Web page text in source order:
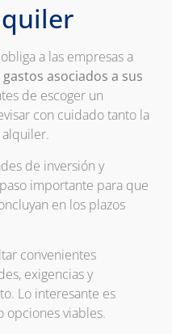
a las empresas a
asociados a sus
de escoger un
con cuidado tanto la
de inversión y
importante para que
en los plazos
convenientes
exigencias y
Lo interesante es
opciones viables.